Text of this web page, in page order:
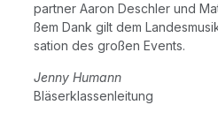
part­ner Aaron Desch­ler und
ßem Dank gilt dem
sa­ti­on des gro­ßen Events.
Jen­ny Humann
Blä­ser­klas­sen­lei­tung